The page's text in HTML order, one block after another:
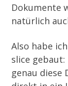
Dokumente
natürlich
Also habe
slice gebaut:
genau diese